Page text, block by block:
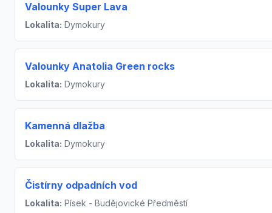
Valounky Super Lava
Lokalita: Dymokury
Valounky Anatolia Green rocks
Lokalita: Dymokury
Kamenná dlažba
Lokalita: Dymokury
Čistírny odpadních vod
Lokalita: Písek - Budějovické Předměstí